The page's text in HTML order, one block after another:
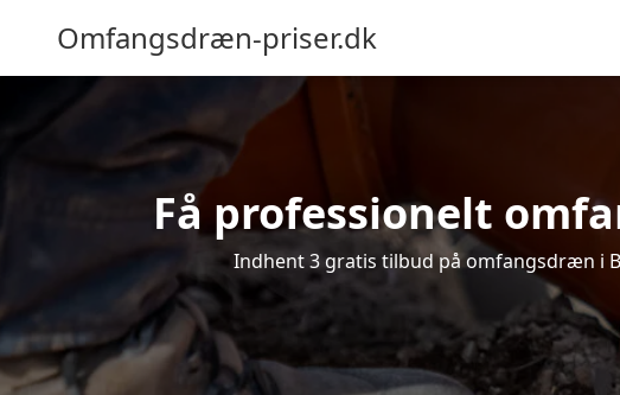
Omfangsdræn-priser.dk
Få professionelt
Indhent 3 gratis tilbud på omfangsdræn i